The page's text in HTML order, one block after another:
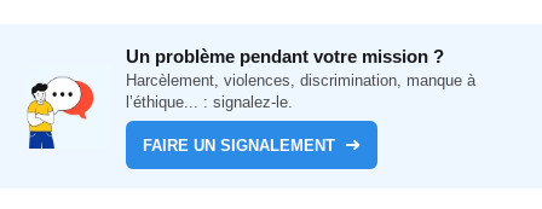
Un problème pendant votre mission ?
Harcèlement, violences, discrimination, manque à
l’éthique... : signalez-le.
FAIRE UN SIGNALEMENT